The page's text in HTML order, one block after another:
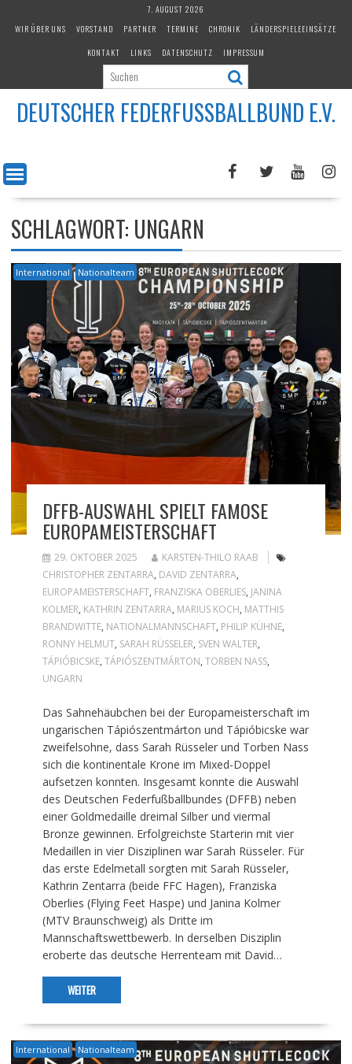
7. AUGUST 2026
WIR ÜBER UNS
VORSTAND PARTNER TERMINE CHRONIK
LÄNDERSPIELEEINSÄTZE
KONTAKT
LINKS DATENSCHUTZ IMPRESSUM
DEUTSCHER FEDERFUSSBALLBUND E.V.
SCHLAGWORT: UNGARN
International Nationalteam
DFFB-AUSWAHL SPIELT FAMOSE
EUROPAMEISTERSCHAFT
29. OKTOBER 2025
KARSTEN-THILO RAAB
CHRISTOPHER ZENTARRA, DAVID ZENTARRA,
EUROPAMEISTERSCHAFT, FRANZISKA OBERLIES, JANINA
KOLMER, KATHRIN ZENTARRA, MARIUS KOCH, MATTHIS
BRANDWITTE, NATIONALMANNSCHAFT, PHILIP KÜHNE,
RONNY HELMUT, SARAH RÜSSELER, SVEN WALTER,
TÁPIÓBICSKE, TÁPIÓSZENTMÁRTON, TORBEN NASS,
UNGARN
Das Sahnehäubchen bei der Europameisterschaft im
ungarischen Tápiószentmárton und Tápióbicske war
zweifelsohne, dass Sarah Rüsseler und Torben Nass
sich die kontinentale Krone im Mixed-Doppel
aufsetzen konnten. Insgesamt konnte die Auswahl
des Deutschen Federfußballbundes (DFFB) neben
einer Goldmedaille dreimal Silber und viermal
Bronze gewinnen. Erfolgreichste Starterin mit vier
Medaillen in vier Disziplinen war Sarah Rüsseler. Für
das erste Edelmetall sorgten mit Sarah Rüsseler,
Kathrin Zentarra (beide FFC Hagen), Franziska
Oberlies (Flying Feet Haspe) und Janina Kolmer
(MTV Braunschweig) als Dritte im
Mannschaftswettbewerb. In derselben Disziplin
eroberte das deutsche Herrenteam mit David…
WEITER
International Nationalteam